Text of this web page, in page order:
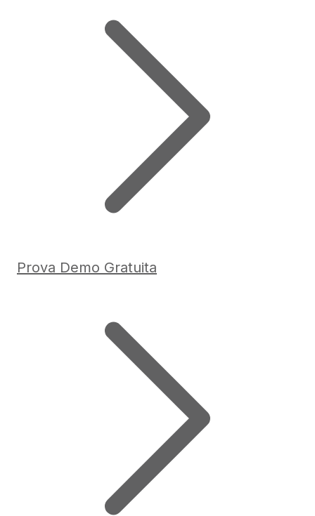
Prova Demo Gratuita